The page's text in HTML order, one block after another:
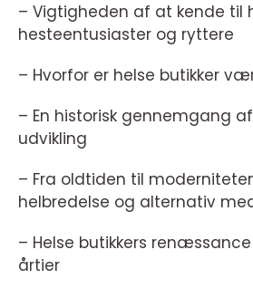
– Vigtigheden af at kende til
hesteentusiaster og ryttere
– Hvorfor er helse butikker
– En historisk gennemgang
udvikling
– Fra oldtiden til
helbredelse og alternativ
– Helse butikkers
årtier